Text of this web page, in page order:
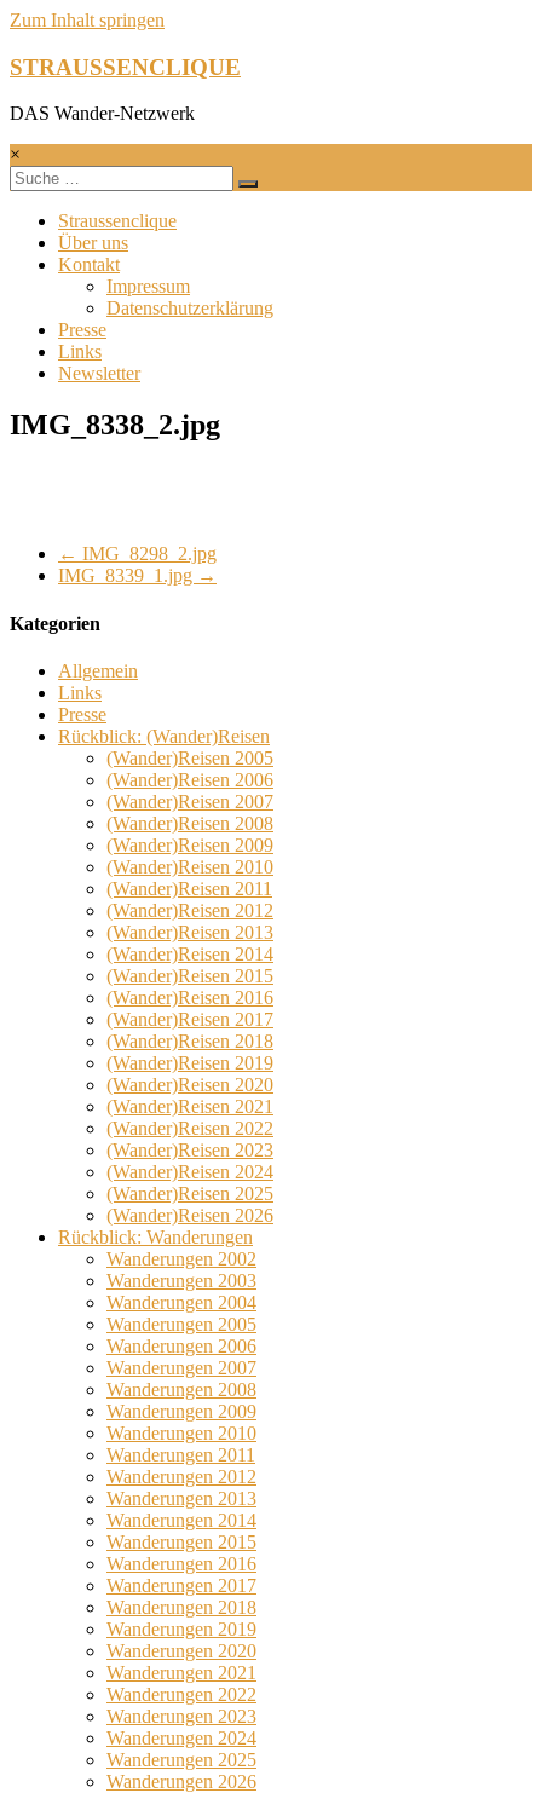
Zum Inhalt springen
STRAUSSENCLIQUE
DAS Wander-Netzwerk
×
Straussenclique
Über uns
Kontakt
Impressum
Datenschutzerklärung
Presse
Links
Newsletter
IMG_8338_2.jpg
← IMG_8298_2.jpg
IMG_8339_1.jpg →
Kategorien
Allgemein
Links
Presse
Rückblick: (Wander)Reisen
(Wander)Reisen 2005
(Wander)Reisen 2006
(Wander)Reisen 2007
(Wander)Reisen 2008
(Wander)Reisen 2009
(Wander)Reisen 2010
(Wander)Reisen 2011
(Wander)Reisen 2012
(Wander)Reisen 2013
(Wander)Reisen 2014
(Wander)Reisen 2015
(Wander)Reisen 2016
(Wander)Reisen 2017
(Wander)Reisen 2018
(Wander)Reisen 2019
(Wander)Reisen 2020
(Wander)Reisen 2021
(Wander)Reisen 2022
(Wander)Reisen 2023
(Wander)Reisen 2024
(Wander)Reisen 2025
(Wander)Reisen 2026
Rückblick: Wanderungen
Wanderungen 2002
Wanderungen 2003
Wanderungen 2004
Wanderungen 2005
Wanderungen 2006
Wanderungen 2007
Wanderungen 2008
Wanderungen 2009
Wanderungen 2010
Wanderungen 2011
Wanderungen 2012
Wanderungen 2013
Wanderungen 2014
Wanderungen 2015
Wanderungen 2016
Wanderungen 2017
Wanderungen 2018
Wanderungen 2019
Wanderungen 2020
Wanderungen 2021
Wanderungen 2022
Wanderungen 2023
Wanderungen 2024
Wanderungen 2025
Wanderungen 2026